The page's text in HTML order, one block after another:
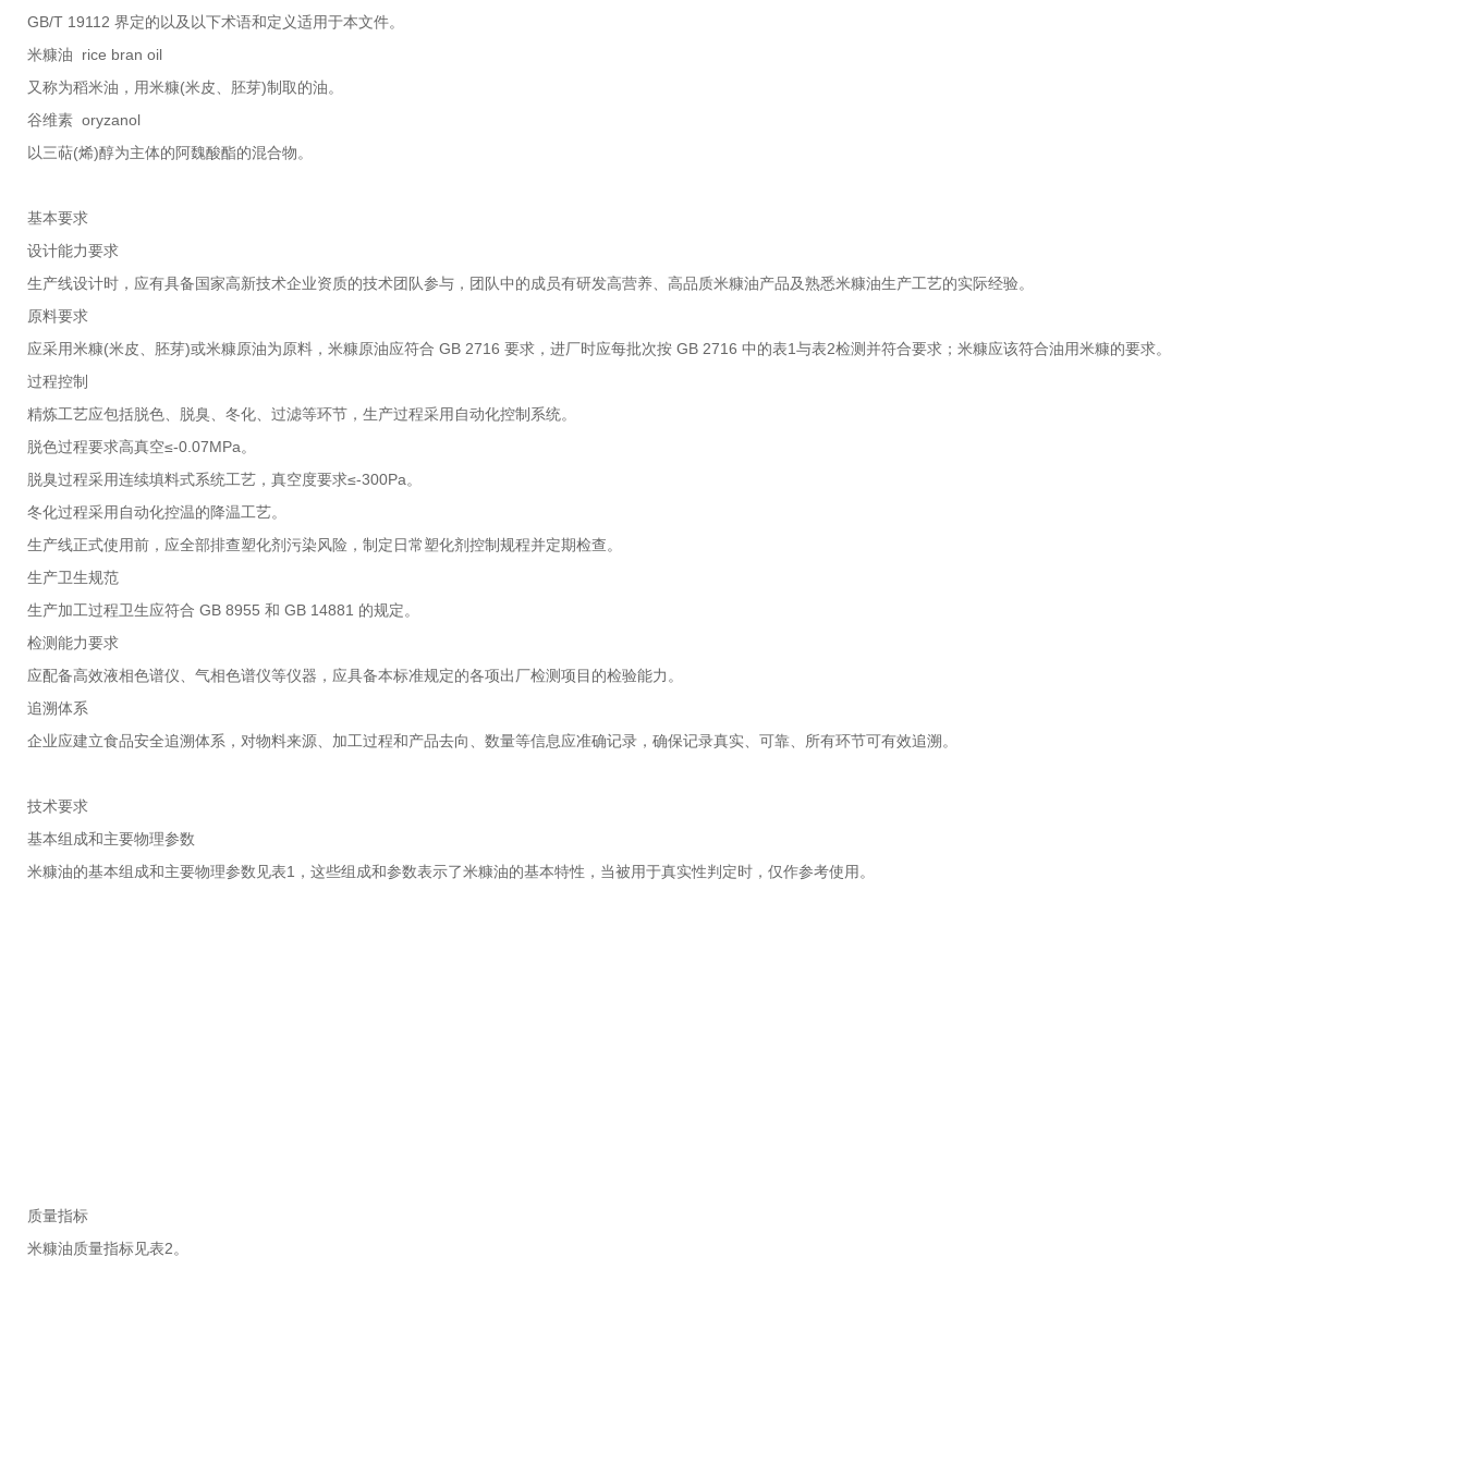
GB/T 19112 界定的以及以下术语和定义适用于本文件。
米糠油 rice bran oil
又称为稻米油，用米糠(米皮、胚芽)制取的油。
谷维素 oryzanol
以三萜(烯)醇为主体的阿魏酸酯的混合物。
基本要求
设计能力要求
生产线设计时，应有具备国家高新技术企业资质的技术团队参与，团队中的成员有研发高营养、高品质米糠油产品及熟悉米糠油生产工艺的实际经验。
原料要求
应采用米糠(米皮、胚芽)或米糠原油为原料，米糠原油应符合 GB 2716 要求，进厂时应每批次按 GB 2716 中的表1与表2检测并符合要求；米糠应该符合油用米糠的要求。
过程控制
精炼工艺应包括脱色、脱臭、冬化、过滤等环节，生产过程采用自动化控制系统。
脱色过程要求高真空≤-0.07MPa。
脱臭过程采用连续填料式系统工艺，真空度要求≤-300Pa。
冬化过程采用自动化控温的降温工艺。
生产线正式使用前，应全部排查塑化剂污染风险，制定日常塑化剂控制规程并定期检查。
生产卫生规范
生产加工过程卫生应符合 GB 8955 和 GB 14881 的规定。
检测能力要求
应配备高效液相色谱仪、气相色谱仪等仪器，应具备本标准规定的各项出厂检测项目的检验能力。
追溯体系
企业应建立食品安全追溯体系，对物料来源、加工过程和产品去向、数量等信息应准确记录，确保记录真实、可靠、所有环节可有效追溯。
技术要求
基本组成和主要物理参数
米糠油的基本组成和主要物理参数见表1，这些组成和参数表示了米糠油的基本特性，当被用于真实性判定时，仅作参考使用。
质量指标
米糠油质量指标见表2。